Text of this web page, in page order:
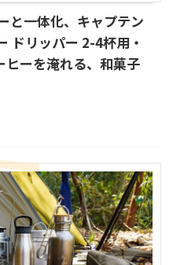
と一体化、キャプテン
ドリッパー 2-4杯用・
ヒーを淹れる、和菓子